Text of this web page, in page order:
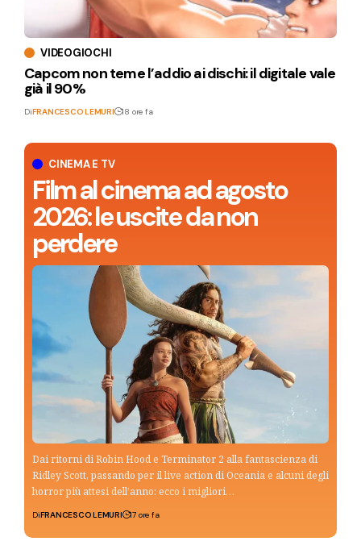
CINEMA E TV
Film al cinema ad agosto
2026: le uscite da non
perdere
Dai ritorni di Robin Hood e Terminator 2 alla fantascienza di
Ridley Scott, passando per il live action di Oceania e alcuni degli
horror più attesi dell’anno: ecco i migliori…
DiFRANCESCO LEMURI 17 ore fa
VIDEOGIOCHI
Capcom non teme l’addio ai dischi: il digitale vale
già il 90%
DiFRANCESCO LEMURI 18 ore fa